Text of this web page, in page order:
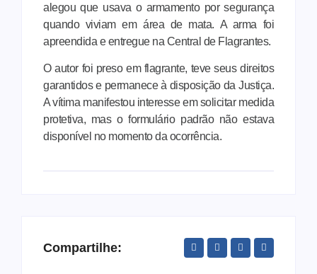
alegou que usava o armamento por segurança
quando viviam em área de mata. A arma foi
apreendida e entregue na Central de Flagrantes.
O autor foi preso em flagrante, teve seus direitos
garantidos e permanece à disposição da Justiça.
A vítima manifestou interesse em solicitar medida
protetiva, mas o formulário padrão não estava
disponível no momento da ocorrência.
Compartilhe: